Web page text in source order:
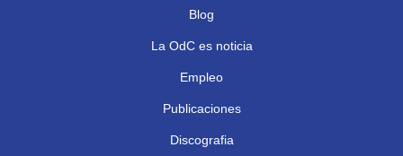
Blog
La OdC es noticia
Empleo
Publicaciones
Discografia